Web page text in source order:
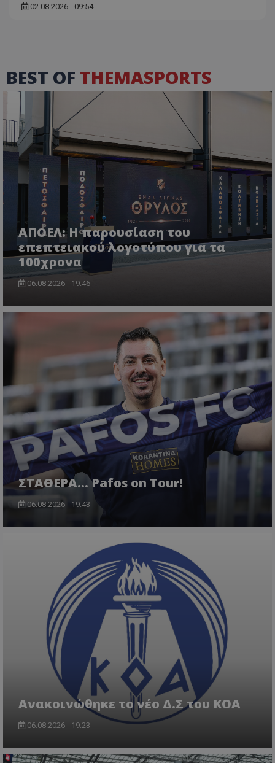
02.08.2026 - 09:54
BEST OF THEMASPORTS
ΑΠΟΕΛ: Η παρουσίαση του
επεπτειακού λογοτύπου για τα
100χρονα
06.08.2026 - 19:46
ΣΤΑΘΕΡΑ... Pafos on Tour!
06.08.2026 - 19:43
Aνακοινώθηκε το νέο Δ.Σ του ΚΟΑ
06.08.2026 - 19:23